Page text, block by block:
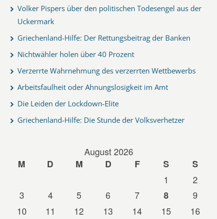
Volker Pispers über den politischen Todesengel aus der
Uckermark
Griechenland-Hilfe: Der Rettungsbeitrag der Banken
Nichtwähler holen über 40 Prozent
Verzerrte Wahrnehmung des verzerrten Wettbewerbs
Arbeitsfaulheit oder Ahnungslosigkeit im Amt
Die Leiden der Lockdown-Elite
Griechenland-Hilfe: Die Stunde der Volksverhetzer
August 2026
M
D M D F S
S
1
2
3
4 5 6 7 8
9
10
11 12 13 14 15
16